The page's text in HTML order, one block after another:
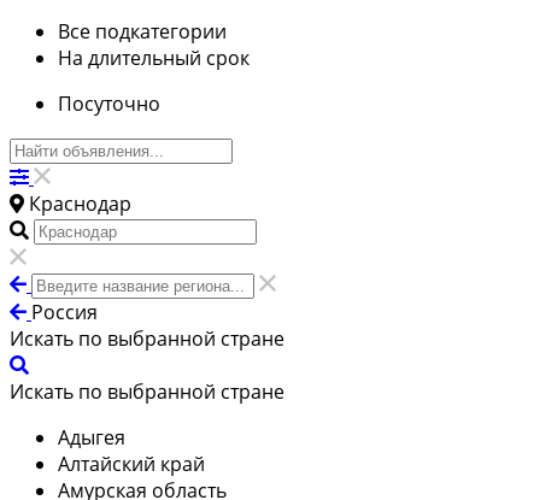
Все подкатегории
На длительный срок
Посуточно
Краснодар
Россия
Искать по выбранной стране
Искать по выбранной стране
Адыгея
Алтайский край
Амурская область